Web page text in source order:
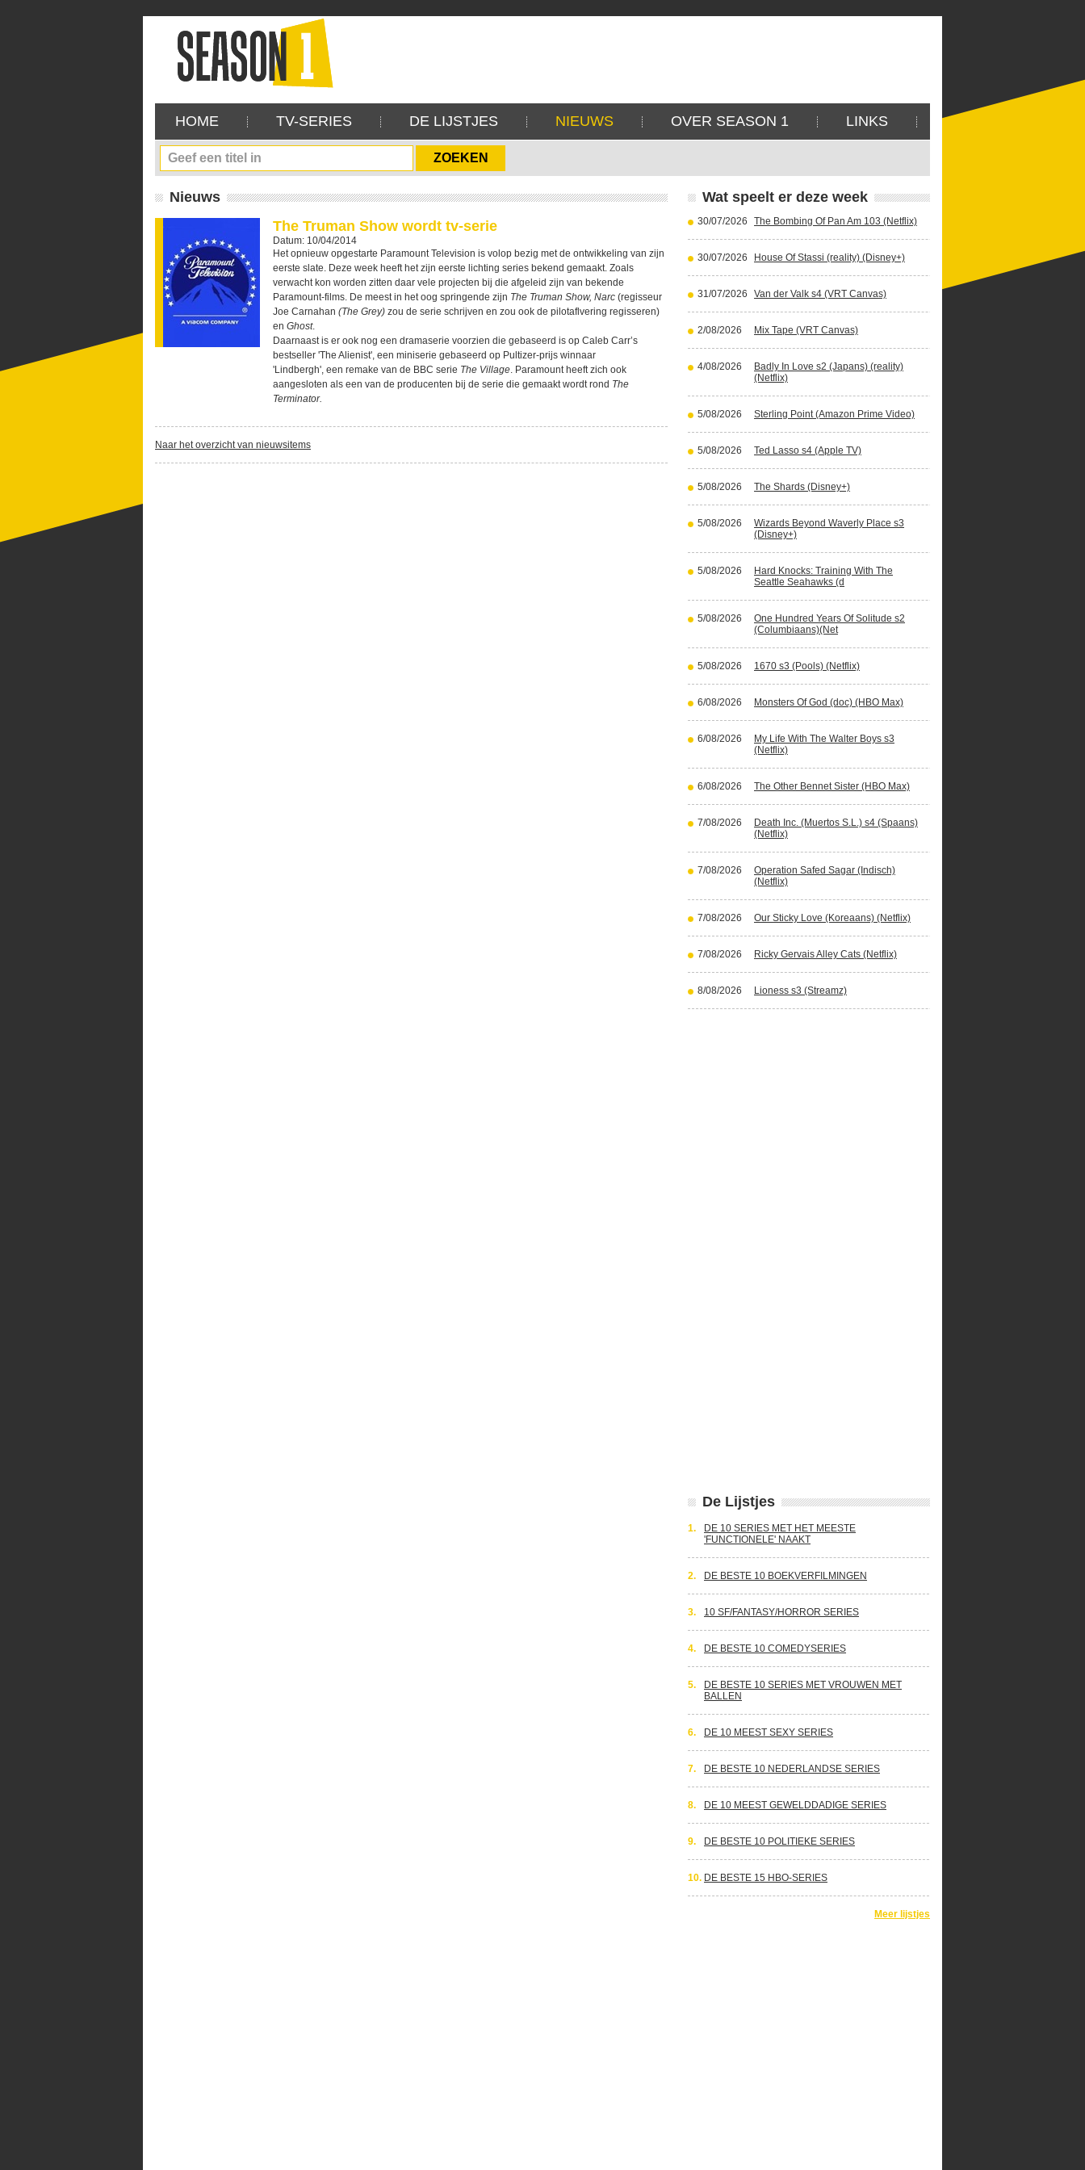
HOME TV-SERIES DE LIJSTJES NIEUWS OVER SEASON 1 LINKS
Nieuws
The Truman Show wordt tv-serie
Datum: 10/04/2014
Het opnieuw opgestarte Paramount Television is volop bezig met de ontwikkeling van zijn
eerste slate. Deze week heeft het zijn eerste lichting series bekend gemaakt. Zoals
verwacht kon worden zitten daar vele projecten bij die afgeleid zijn van bekende
Paramount-films. De meest in het oog springende zijn The Truman Show, Narc (regisseur
Joe Carnahan (The Grey) zou de serie schrijven en zou ook de pilotaflvering regisseren)
en Ghost.
Daarnaast is er ook nog een dramaserie voorzien die gebaseerd is op Caleb Carr’s
bestseller 'The Alienist', een miniserie gebaseerd op Pultizer-prijs winnaar
'Lindbergh', een remake van de BBC serie The Village. Paramount heeft zich ook
aangesloten als een van de producenten bij de serie die gemaakt wordt rond The
Terminator.
Naar het overzicht van nieuwsitems
Wat speelt er deze week
30/07/2026 The Bombing Of Pan Am 103 (Netflix)
30/07/2026 House Of Stassi (reality) (Disney+)
31/07/2026 Van der Valk s4 (VRT Canvas)
2/08/2026 Mix Tape (VRT Canvas)
4/08/2026
Badly In Love s2 (Japans) (reality)
(Netflix)
5/08/2026 Sterling Point (Amazon Prime Video)
5/08/2026 Ted Lasso s4 (Apple TV)
5/08/2026 The Shards (Disney+)
5/08/2026
Wizards Beyond Waverly Place s3
(Disney+)
5/08/2026
Hard Knocks: Training With The
Seattle Seahawks (d
5/08/2026
One Hundred Years Of Solitude s2
(Columbiaans)(Net
5/08/2026 1670 s3 (Pools) (Netflix)
6/08/2026 Monsters Of God (doc) (HBO Max)
6/08/2026
My Life With The Walter Boys s3
(Netflix)
6/08/2026 The Other Bennet Sister (HBO Max)
7/08/2026
Death Inc. (Muertos S.L.) s4 (Spaans)
(Netflix)
7/08/2026
Operation Safed Sagar (Indisch)
(Netflix)
7/08/2026 Our Sticky Love (Koreaans) (Netflix)
7/08/2026 Ricky Gervais Alley Cats (Netflix)
8/08/2026 Lioness s3 (Streamz)
De Lijstjes
1.
DE 10 SERIES MET HET MEESTE
'FUNCTIONELE' NAAKT
2. DE BESTE 10 BOEKVERFILMINGEN
3. 10 SF/FANTASY/HORROR SERIES
4. DE BESTE 10 COMEDYSERIES
5.
DE BESTE 10 SERIES MET VROUWEN MET
BALLEN
6. DE 10 MEEST SEXY SERIES
7. DE BESTE 10 NEDERLANDSE SERIES
8. DE 10 MEEST GEWELDDADIGE SERIES
9. DE BESTE 10 POLITIEKE SERIES
10. DE BESTE 15 HBO-SERIES
Meer lijstjes